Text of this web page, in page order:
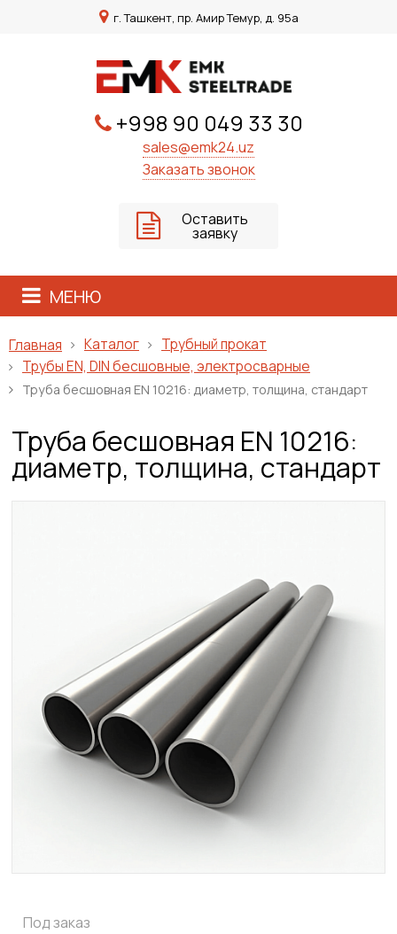
г. Ташкент, пр. Амир Темур, д. 95а
+998 90 049 33 30
sales@emk24.uz
Заказать звонок
Оставить
заявку
МЕНЮ
Главная Каталог
Трубный прокат
Трубы EN, DIN бесшовные, электросварные
Труба бесшовная EN 10216: диаметр, толщина, стандарт
Труба бесшовная EN 10216:
диаметр, толщина, стандарт
Под заказ